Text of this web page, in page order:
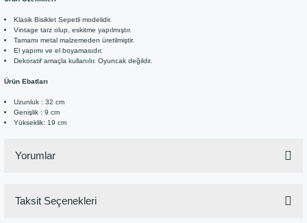
Klasik Bisiklet Sepetli modelidir.
Vintage tarz olup, eskitme yapılmıştır.
Tamamı metal malzemeden üretilmiştir.
El yapımı ve el boyamasıdır.
Dekoratif amaçla kullanılır. Oyuncak değildir.
Ürün Ebatları
Uzunluk : 32 cm
Genişlik : 9 cm
Yükseklik: 19 cm
Yorumlar
Taksit Seçenekleri